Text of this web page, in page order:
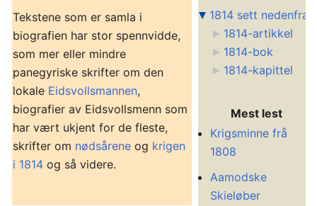
Tekstene som er samla i
biografien har stor spennvidde,
som mer eller mindre
panegyriske skrifter om den
lokale Eidsvollsmannen,
biografier av Eidsvollsmenn som
har vært ukjent for de fleste,
skrifter om nødsårene og krigen
i 1814 og så videre.
1814 sett nedenfra
1814-artikkel
1814-bok
1814-kapittel
Mest lest
Krigsminne frå
1808
Aamodske
Skieløber